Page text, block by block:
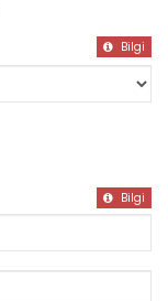
Bilgi
Bilgi